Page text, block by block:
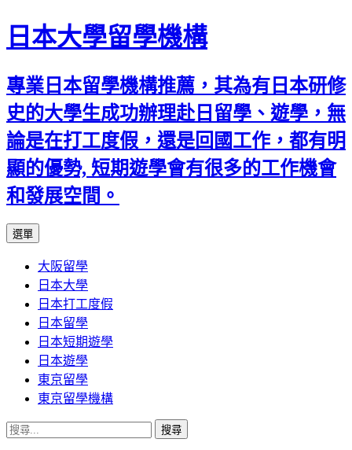
日本大學留學機構
專業日本留學機構推薦，其為有日本研修
史的大學生成功辦理赴日留學、遊學，無
論是在打工度假，還是回國工作，都有明
顯的優勢, 短期遊學會有很多的工作機會
和發展空間。
選單
內
容
大阪留學
日本大學
日本打工度假
日本留學
日本短期遊學
日本遊學
東京留學
東京留學機構
搜